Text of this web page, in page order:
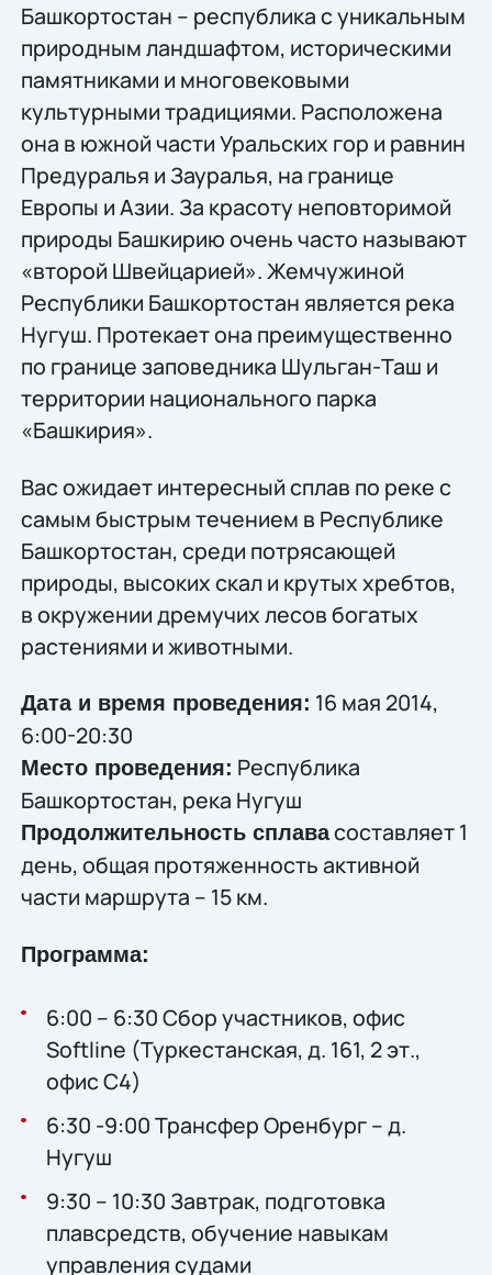
Башкортостан – республика с уникальным
природным ландшафтом, историческими
памятниками и многовековыми
культурными традициями. Расположена
она в южной части Уральских гор и равнин
Предуралья и Зауралья, на границе
Европы и Азии. За красоту неповторимой
природы Башкирию очень часто называют
«второй Швейцарией». Жемчужиной
Республики Башкортостан является река
Нугуш. Протекает она преимущественно
по границе заповедника Шульган-Таш и
территории национального парка
«Башкирия».
Вас ожидает интересный сплав по реке с
самым быстрым течением в Республике
Башкортостан, среди потрясающей
природы, высоких скал и крутых хребтов,
в окружении дремучих лесов богатых
растениями и животными.
Дата и время проведения: 16 мая 2014,
6:00-20:30
Место проведения: Республика
Башкортостан, река Нугуш
Продолжительность сплавасоставляет 1
день, общая протяженность активной
части маршрута – 15 км.
Программа:
6:00 – 6:30 Сбор участников, офис
Softline (Туркестанская, д. 161, 2 эт.,
офис С4)
6:30 -9:00 Трансфер Оренбург – д.
Нугуш
9:30 – 10:30 Завтрак, подготовка
плавсредств, обучение навыкам
управления судами